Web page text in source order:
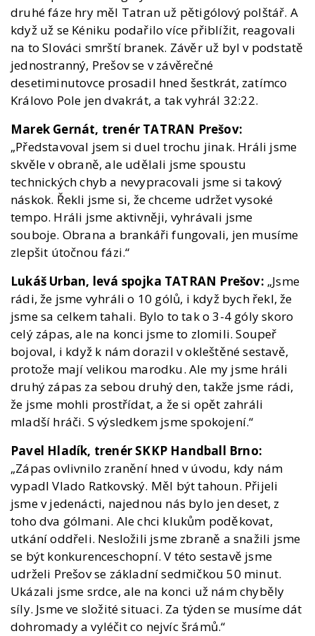
druhé fáze hry měl Tatran už pětigólový polštář. A
když už se Kéniku podařilo více přiblížit, reagovali
na to Slováci smrští branek. Závěr už byl v podstatě
jednostranný, Prešov se v závěrečné
desetiminutovce prosadil hned šestkrát, zatímco
Královo Pole jen dvakrát, a tak vyhrál 32:22.
Marek Gernát, trenér TATRAN Prešov:
„Představoval jsem si duel trochu jinak. Hráli jsme
skvěle v obraně, ale udělali jsme spoustu
technických chyb a nevypracovali jsme si takový
náskok. Řekli jsme si, že chceme udržet vysoké
tempo. Hráli jsme aktivněji, vyhrávali jsme
souboje. Obrana a brankáři fungovali, jen musíme
zlepšit útočnou fázi.“
Lukáš Urban, levá spojka TATRAN Prešov: „Jsme
rádi, že jsme vyhráli o 10 gólů, i když bych řekl, že
jsme sa celkem tahali. Bylo to tak o 3-4 góly skoro
celý zápas, ale na konci jsme to zlomili. Soupeř
bojoval, i když k nám dorazil v okleštěné sestavě,
protože mají velikou marodku. Ale my jsme hráli
druhý zápas za sebou druhý den, takže jsme rádi,
že jsme mohli prostřídat, a že si opět zahráli
mladší hráči. S výsledkem jsme spokojení.“
Pavel Hladík, trenér SKKP Handball Brno:
„Zápas ovlivnilo zranění hned v úvodu, kdy nám
vypadl Vlado Ratkovský. Měl být tahoun. Přijeli
jsme v jedenácti, najednou nás bylo jen deset, z
toho dva gólmani. Ale chci klukům poděkovat,
utkání oddřeli. Nesložili jsme zbraně a snažili jsme
se být konkurenceschopní. V této sestavě jsme
udrželi Prešov se základní sedmičkou 50 minut.
Ukázali jsme srdce, ale na konci už nám chyběly
síly. Jsme ve složité situaci. Za týden se musíme dát
dohromady a vyléčit co nejvíc šrámů.“